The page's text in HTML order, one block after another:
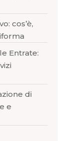
cos’è,
Entrate:
di
e